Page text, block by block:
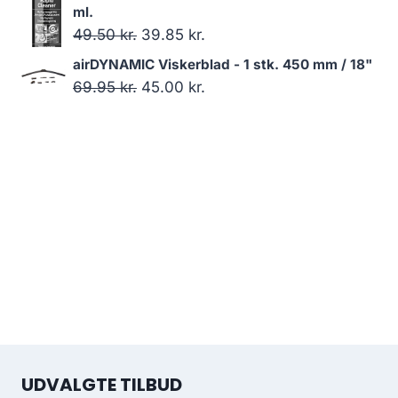
var:
709.00 kr..567.20 kr..
ml.
49.50kr. Den
oprindelige
pris
39.85 kr.
aktuelle
airDYNAMIC Viskerblad - 1 stk. 450 mm / 18"
69.95kr. Den
45.00 kr.
UDVALGTE TILBUD